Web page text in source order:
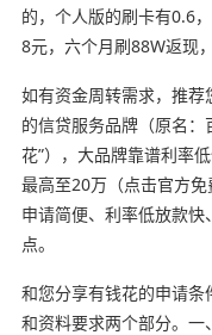
的，个人版的刷卡有0.6
8元，六个月刷88W返现
如有资金周转需求，推
的信贷服务品牌（原名
花”），大品牌靠谱利率
最高至20万（点击官方
申请简便、利率低放款
点。
和您分享有钱花的申请
和资料要求两个部分。